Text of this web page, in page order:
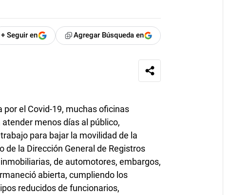
+ Seguir en Agregar Búsqueda en
el Covid-19, muchas oficinas
menos días al público,
para bajar la movilidad de la
de la Dirección General de Registros
de automotores, embargos,
abierta, cumpliendo los
reducidos de funcionarios,